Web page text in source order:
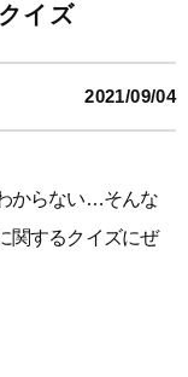
イズ
2021/09/04
からない…そんな
関するクイズにぜ